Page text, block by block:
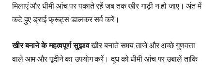
मिलाएं और धीमी आंच पर पकाते रहें जब तक खीर गाढ़ी न हो जाए। अंत में
कटे हुए ड्राई फ्रूट्स डालकर सर्व करें।
खीर बनाने के महत्वपूर्ण सुझावखीर बनाते समय ताजे और अच्छे गुणवत्ता
वाले आम और पूदीने का उपयोग करें। दूध को धीमी आंच पर उबालें ताकि